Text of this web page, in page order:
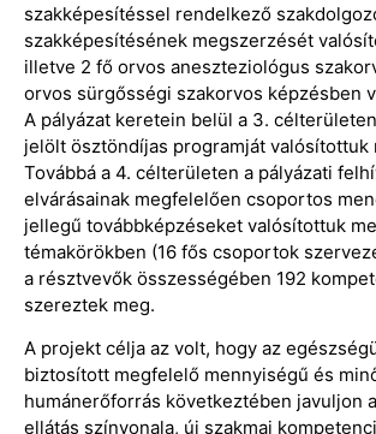
szakképesítéssel rendelkező
szakképesítésének megszerzését
illetve 2 fő orvos aneszteziológus
orvos sürgősségi szakorvos képzésben
A pályázat keretein belül a 3.
jelölt ösztöndíjas programját valósítottuk
Továbbá a 4. célterületen a pályázati
elvárásainak megfelelően csoportos
jellegű továbbképzéseket valósítottuk
témakörökben (16 fős csoportok
a résztvevők összességében 192
szereztek meg.
A projekt célja az volt, hogy az
biztosított megfelelő mennyiségű és
humánerőforrás következtében javuljon
ellátás színvonala, új szakmai